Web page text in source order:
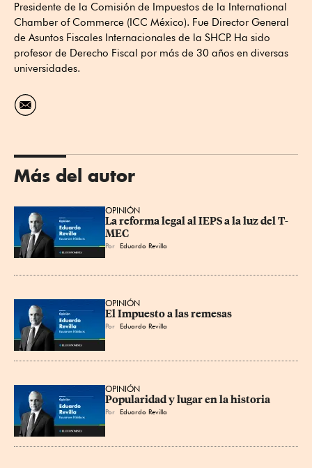
Presidente de la Comisión de Impuestos de la International
Chamber of Commerce (ICC México). Fue Director General
de Asuntos Fiscales Internacionales de la SHCP. Ha sido
profesor de Derecho Fiscal por más de 30 años en diversas
universidades.
Más del autor
OPINIÓN
La reforma legal al IEPS a la luz del T-
MEC
Por Eduardo Revilla
OPINIÓN
El Impuesto a las remesas
Por Eduardo Revilla
OPINIÓN
Popularidad y lugar en la historia
Por Eduardo Revilla